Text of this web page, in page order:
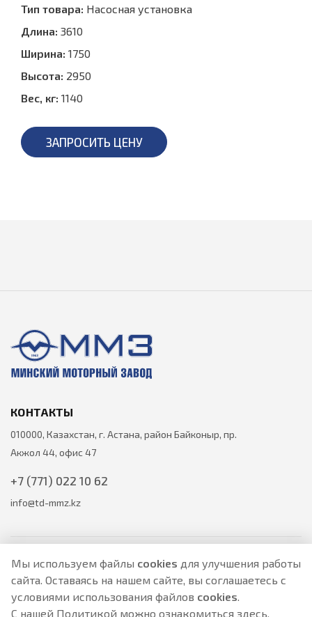
Тип товара: Насосная установка
Длина: 3610
Ширина: 1750
Высота: 2950
Вес, кг: 1140
ЗАПРОСИТЬ ЦЕНУ
Мы используем файлы cookies для улучшения работы
сайта. Оставаясь на нашем сайте, вы соглашаетесь с
условиями использования файлов cookies.
С нашей Политикой можно ознакомиться здесь.
КОНТАКТЫ
010000, Казахстан, г. Астана, район Байконыр, пр.
Акжол 44, офис 47
+7 (771) 022 10 62
info@td-mmz.kz
Все цены на товары указаны только для ознакомления и не
являются публичной офертой.
Актуальные цены уточняйте у менеджера по телефону.